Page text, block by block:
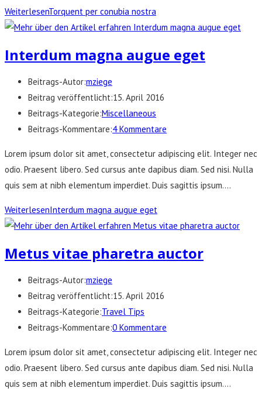
WeiterlesenTorquent per conubia nostra
Interdum magna augue eget
Beitrags-Autor:mziege
Beitrag veröffentlicht:15. April 2016
Beitrags-Kategorie:Miscellaneous
Beitrags-Kommentare:4 Kommentare
Lorem ipsum dolor sit amet, consectetur adipiscing elit. Integer nec
odio. Praesent libero. Sed cursus ante dapibus diam. Sed nisi. Nulla
quis sem at nibh elementum imperdiet. Duis sagittis ipsum.…
WeiterlesenInterdum magna augue eget
Metus vitae pharetra auctor
Beitrags-Autor:mziege
Beitrag veröffentlicht:15. April 2016
Beitrags-Kategorie:Travel Tips
Beitrags-Kommentare:0 Kommentare
Lorem ipsum dolor sit amet, consectetur adipiscing elit. Integer nec
odio. Praesent libero. Sed cursus ante dapibus diam. Sed nisi. Nulla
quis sem at nibh elementum imperdiet. Duis sagittis ipsum.…